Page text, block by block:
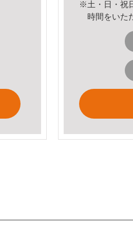
※土・日・祝
時間をいた